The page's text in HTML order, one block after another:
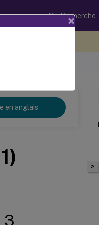
Recherche
en anglais
3
>
×